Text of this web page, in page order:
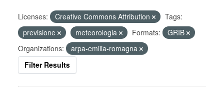
Licenses: Creative Commons Attribution
Tags:
previsione
meteorologia Formats:
GRIB
Organizations:
arpa-emilia-romagna
Filter Results